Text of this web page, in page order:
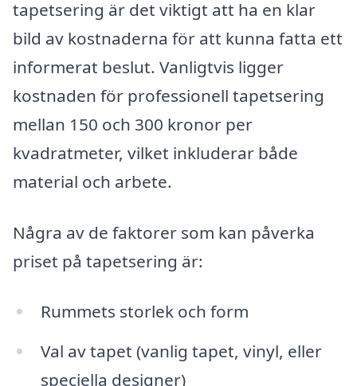
tapetsering är det viktigt att ha en klar
bild av kostnaderna för att kunna fatta ett
informerat beslut. Vanligtvis ligger
kostnaden för professionell tapetsering
mellan 150 och 300 kronor per
kvadratmeter, vilket inkluderar både
material och arbete.
Några av de faktorer som kan påverka
priset på tapetsering är:
Rummets storlek och form
Val av tapet (vanlig tapet, vinyl, eller
speciella designer)